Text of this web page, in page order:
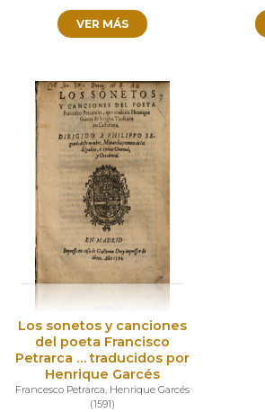
VER MÁS
Los sonetos y canciones
del poeta Francisco
Petrarca … traducidos por
Henrique Garcés
Francesco Petrarca, Henrique Garcés
(1591)